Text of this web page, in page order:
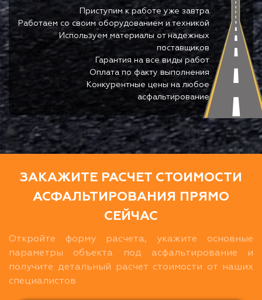
Приступим к работе уже завтра
Работаем со своим оборудованием и техникой
Используем материалы от надежных
поставщиков
Гарантия на все виды работ
Оплата по факту выполнения
Конкурентные цены на любое
асфальтирование
ЗАКАЖИТЕ РАСЧЕТ СТОИМОСТИ
АСФАЛЬТИРОВАНИЯ ПРЯМО
СЕЙЧАС
Откройте форму расчета, укажите основные
параметры объекта под асфальтирование и
получите детальный расчет стоимости от наших
специалистов